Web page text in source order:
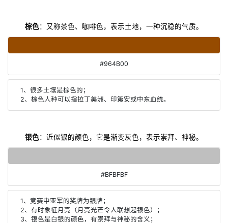
棕色：又称茶色、咖啡色，表示土地，一种沉稳的气质。
#964B00
1、很多土壤是棕色的；
2、棕色人种可以指拉丁美洲、印第安或中东血统。
银色：近似银的颜色，它是渐变灰色，表示崇拜、神秘。
#BFBFBF
1、竞赛中亚军的奖牌为银牌；
2、有时象征月亮（月亮光芒令人联想起银色）；
3、银色是白银的颜色，有崇拜与神秘的含义；